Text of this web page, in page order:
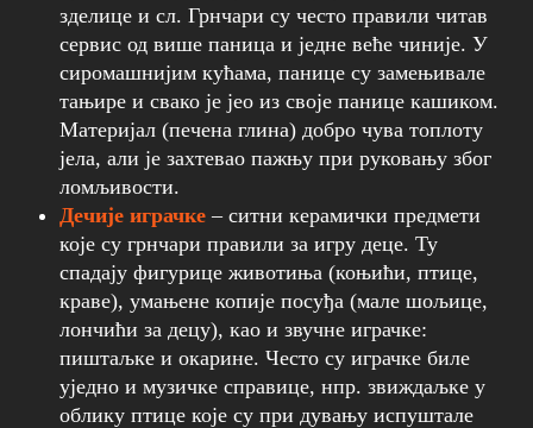
зделице и сл. Грнчари су често правили читав
сервис од више паница и једне веће чиније. У
сиромашнијим кућама, панице су замењивале
тањире и свако је јео из своје панице кашиком.
Материјал (печена глина) добро чува топлоту
јела, али је захтевао пажњу при руковању због
ломљивости.
Дечије играчке – ситни керамички предмети
које су грнчари правили за игру деце. Ту
спадају фигурице животиња (коњићи, птице,
краве), умањене копије посуђа (мале шољице,
лончићи за децу), као и звучне играчке:
пиштаљке и окарине. Често су играчке биле
уједно и музичке справице, нпр. звиждаљке у
облику птице које су при дувању испуштале